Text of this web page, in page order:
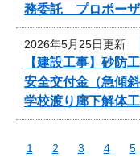
務委託 プロポーザ
2026年5月25日更新
【建設工事】砂防
安全交付金（急傾
学校渡り廊下解体
1 2 3 4 5